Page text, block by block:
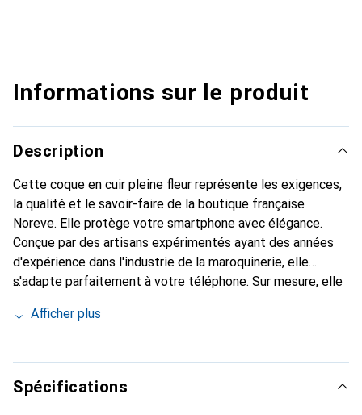
Informations sur le produit
Description
Cette coque en cuir pleine fleur représente les exigences,
la qualité et le savoir-faire de la boutique française
Noreve. Elle protège votre smartphone avec élégance.
Conçue par des artisans expérimentés ayant des années
d'expérience dans l'industrie de la maroquinerie, elle
s'adapte parfaitement à votre téléphone. Sur mesure, elle
peau. Elle devient l'accessoire chic et indispensable pour
internationalement pour ses produits de haute qualité et
constitue un choix fiable pour une clientèle exigeante.
Afficher plus
Spécifications